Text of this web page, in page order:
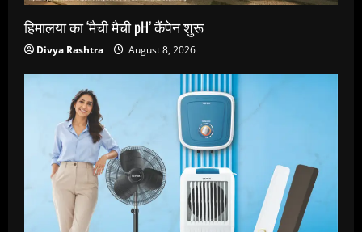
हिमालया का ‘मैची मैची pH’ कैंपेन शुरू
Divya Rashtra August 8, 2026